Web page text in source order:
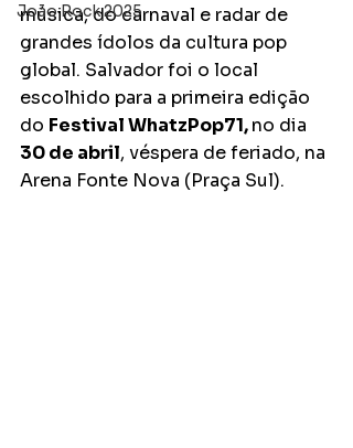
João Rock 2025
música, do carnaval e radar de
grandes ídolos da cultura pop
global. Salvador foi o local
escolhido para a primeira edição
do Festival WhatzPop71, no dia
30 de abril, véspera de feriado, na
Arena Fonte Nova (Praça Sul).